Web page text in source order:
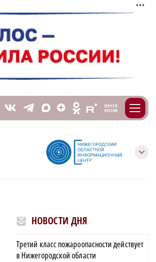
V T X Z O E m
с
НОВОСТИ ДНЯ
Третий класс пожароопасности действует
в Нижегородской области